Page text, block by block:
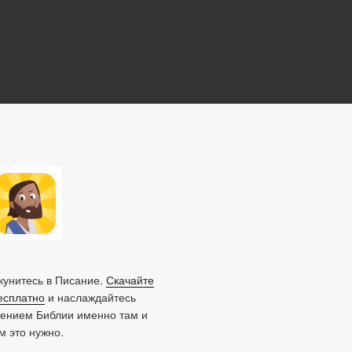
в Писание. Скачайте
и наслаждайтесь
Библии именно там и
это нужно.